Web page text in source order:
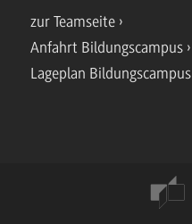
zur Teamseite
Anfahrt Bildungscampus
Lageplan Bildungscampus